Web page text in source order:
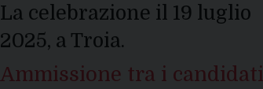
La celebrazione il 19 luglio
2025, a Troia.
Ammissione tra i candidati